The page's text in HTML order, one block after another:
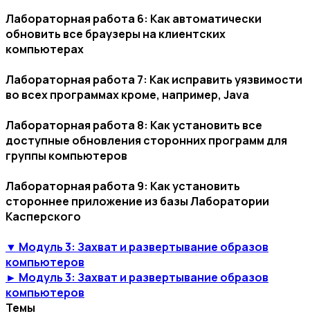
Лабораторная работа 6: Как автоматически
обновить все браузеры на клиентских
компьютерах
Лабораторная работа 7: Как исправить уязвимости
во всех программах кроме, например, Java
Лабораторная работа 8: Как установить все
доступные обновления сторонних программ для
группы компьютеров
Лабораторная работа 9: Как установить
стороннее приложение из базы Лаборатории
Касперского
▼ Модуль 3: Захват и развертывание образов
компьютеров
► Модуль 3: Захват и развертывание образов
компьютеров
Темы